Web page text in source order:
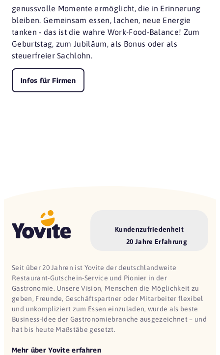
genussvolle Momente ermöglicht, die in Erinnerung
bleiben. Gemeinsam essen, lachen, neue Energie
tanken - das ist die wahre Work-Food-Balance! Zum
Geburtstag, zum Jubiläum, als Bonus oder als
steuerfreier Sachlohn.
Infos für Firmen
Kundenzufriedenheit
20 Jahre Erfahrung
Seit über 20 Jahren ist Yovite der deutschlandweite
Restaurant-Gutschein-Service und Pionier in der
Gastronomie. Unsere Vision, Menschen die Möglichkeit zu
geben, Freunde, Geschäftspartner oder Mitarbeiter flexibel
und unkompliziert zum Essen einzuladen, wurde als beste
Business-Idee der Gastronomiebranche ausgezeichnet – und
hat bis heute Maßstäbe gesetzt.
Mehr über Yovite erfahren